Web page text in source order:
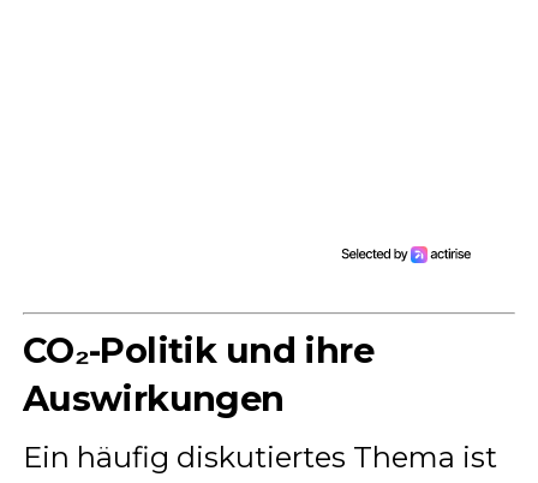
CO₂-Politik und ihre
Auswirkungen
Ein häufig diskutiertes Thema ist